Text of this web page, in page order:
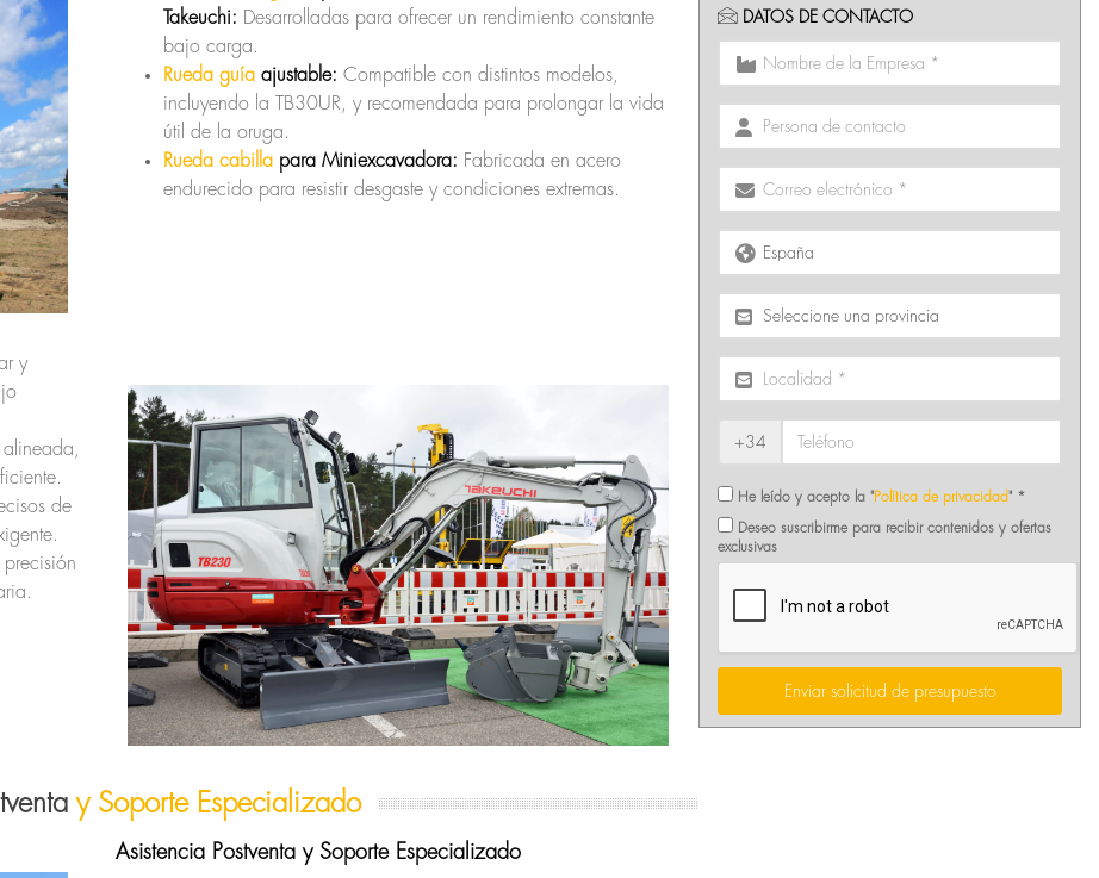
Takeuchi: Desarrolladas para ofrecer un rendimiento constante
bajo carga.
Rueda guía ajustable: Compatible con distintos modelos,
incluyendo la TB30UR, y recomendada para prolongar la vida
útil de la oruga.
Rueda cabilla para Miniexcavadora: Fabricada en acero
endurecido para resistir desgaste y condiciones extremas.
y
de
y Soporte Especializado
Asistencia Postventa y Soporte Especializado
DATOS DE CONTACTO
+34
He leído y acepto la "Política de privacidad" *
Deseo suscribirme para recibir contenidos y ofertas
exclusivas
Enviar solicitud de presupuesto